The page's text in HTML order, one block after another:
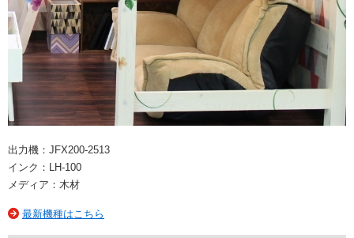
出力機：JFX200-2513
インク：LH-100
メディア：木材
最新機種はこちら